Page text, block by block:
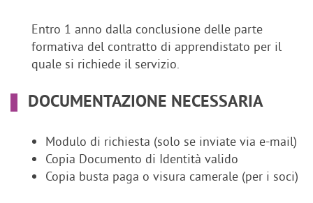
Entro 1 anno dalla conclusione delle parte
formativa del contratto di apprendistato per il
quale si richiede il servizio.
DOCUMENTAZIONE NECESSARIA
Modulo di richiesta (solo se inviate via e-mail)
Copia Documento di Identità valido
Copia busta paga o visura camerale (per i soci)